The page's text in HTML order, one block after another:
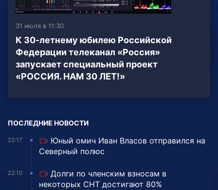
31 июля в 11:30
К 30-летнему юбилею Российской
Федерации телеканал «Россия»
запускает специальный проект
«РОССИЯ. НАМ 30 ЛЕТ!»
ПОСЛЕДНИЕ НОВОСТИ
22:17
Юный омич Иван Власов отправился на
Северный полюс
22:10
Долги по членским взносам в
некоторых СНТ достигают 80%